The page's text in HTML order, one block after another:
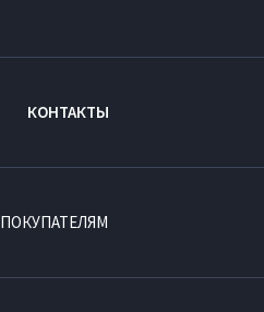
КОНТАКТЫ
ПОКУПАТЕЛЯМ